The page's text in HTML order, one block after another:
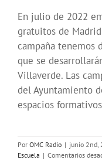
En julio de 2022
gratuitos de
campaña tenemos
que se
Villaverde. Las
del Ayuntamiento
espacios
Por OMC Radio | junio 2nd,
Escuela | Comentarios